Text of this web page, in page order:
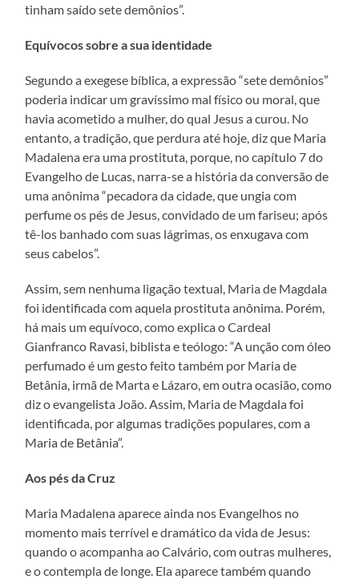
tinham saído sete demônios”.
Equívocos sobre a sua identidade
Segundo a exegese bíblica, a expressão “sete demônios”
poderia indicar um gravíssimo mal físico ou moral, que
havia acometido a mulher, do qual Jesus a curou. No
entanto, a tradição, que perdura até hoje, diz que Maria
Madalena era uma prostituta, porque, no capítulo 7 do
Evangelho de Lucas, narra-se a história da conversão de
uma anônima “pecadora da cidade, que ungia com
perfume os pés de Jesus, convidado de um fariseu; após
tê-los banhado com suas lágrimas, os enxugava com
seus cabelos”.
Assim, sem nenhuma ligação textual, Maria de Magdala
foi identificada com aquela prostituta anônima. Porém,
há mais um equívoco, como explica o Cardeal
Gianfranco Ravasi, biblista e teólogo: “A unção com óleo
perfumado é um gesto feito também por Maria de
Betânia, irmã de Marta e Lázaro, em outra ocasião, como
diz o evangelista João. Assim, Maria de Magdala foi
identificada, por algumas tradições populares, com a
Maria de Betânia”.
Aos pés da Cruz
Maria Madalena aparece ainda nos Evangelhos no
momento mais terrível e dramático da vida de Jesus:
quando o acompanha ao Calvário, com outras mulheres,
e o contempla de longe. Ela aparece também quando